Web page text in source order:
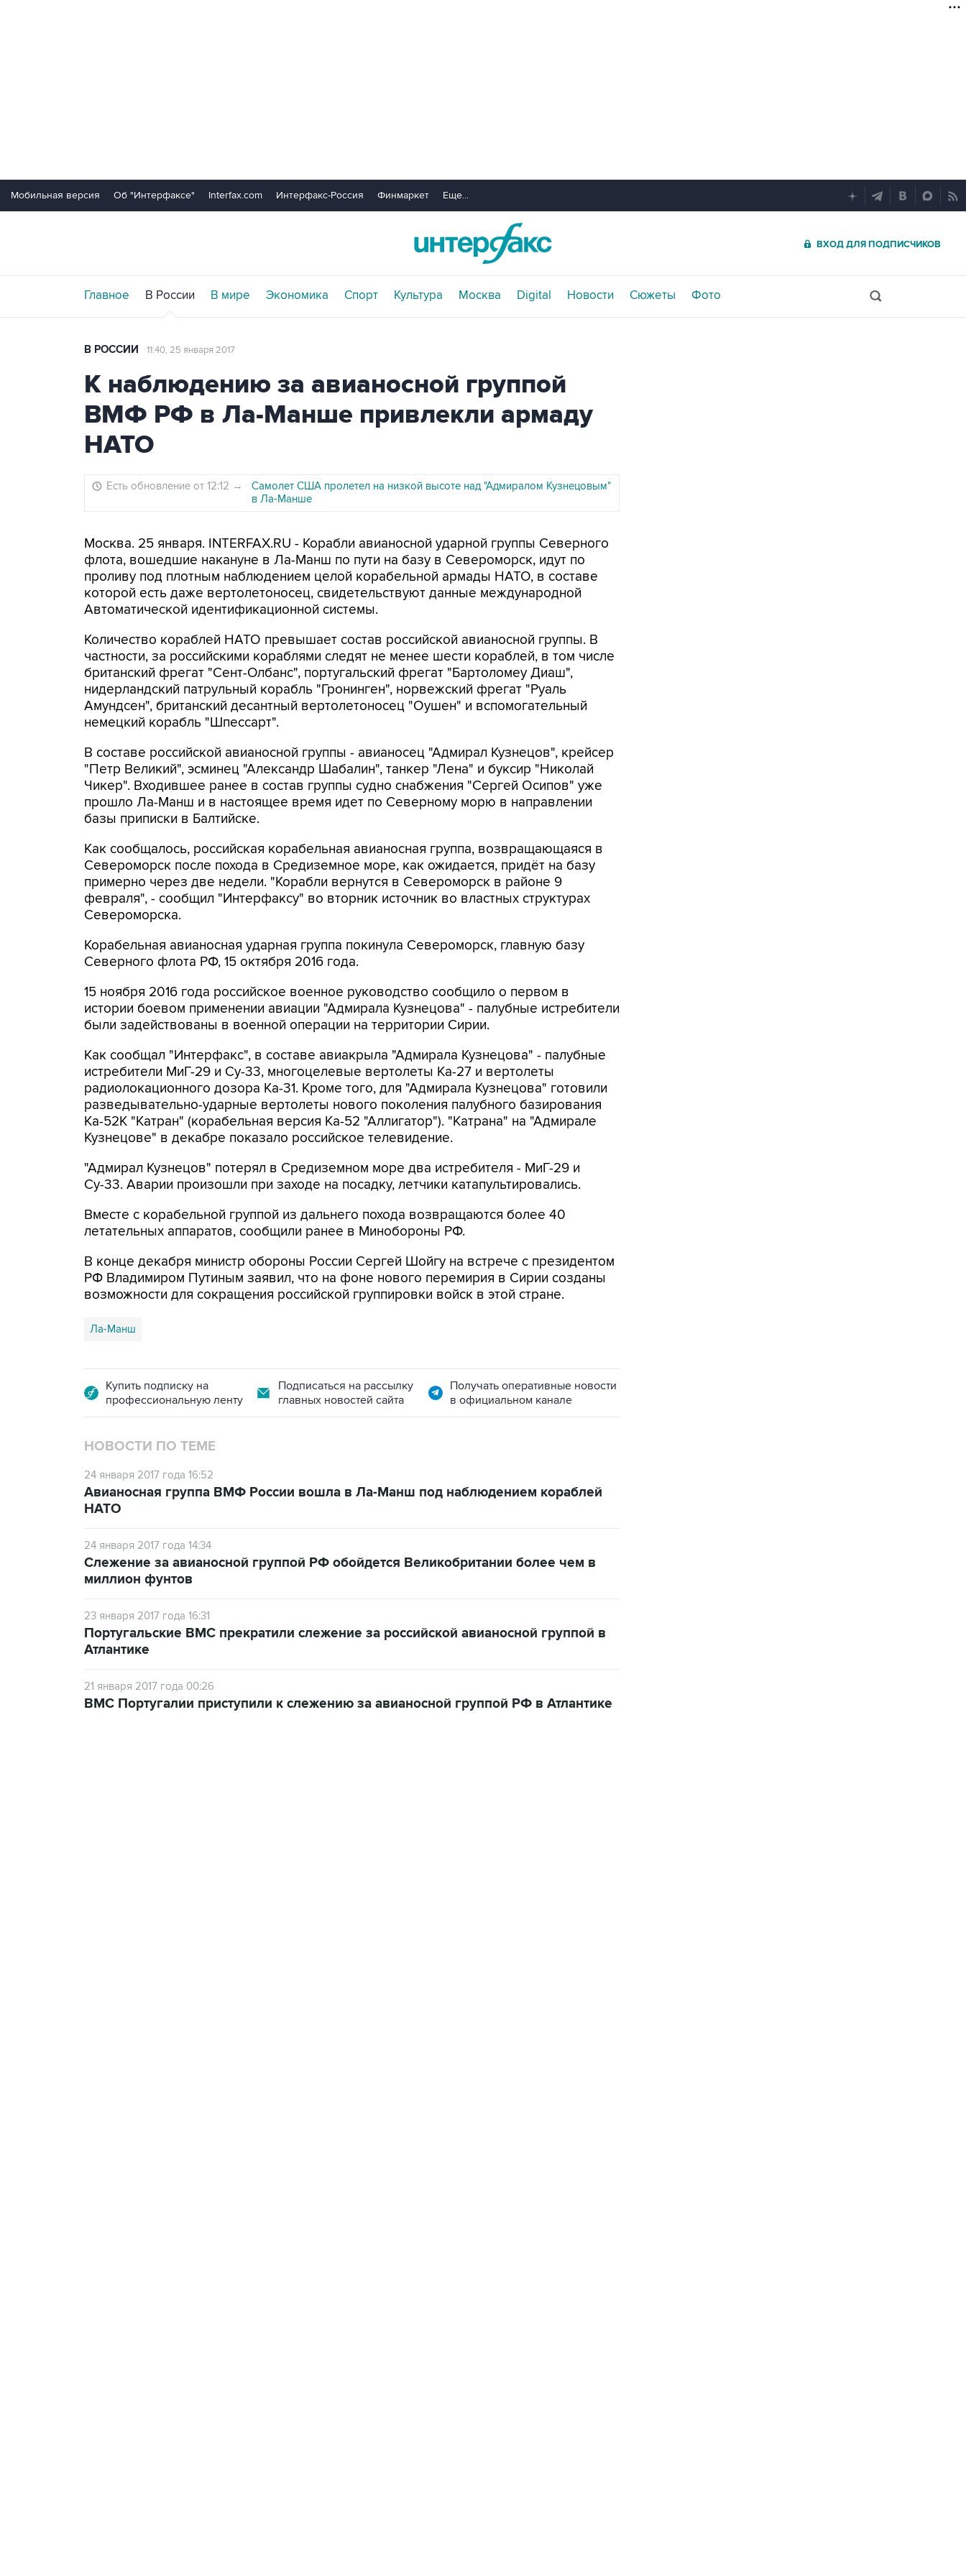
Мобильная версия Об "Интерфаксе" Interfax.com Интерфакс-Россия Финмаркет Еще...
ВХОД ДЛЯ ПОДПИСЧИКОВ
Главное В России В мире Экономика Спорт Культура Москва Digital Новости Сюжеты Фото
В РОССИИ 11:40, 25 января 2017
К наблюдению за авианосной группой
ВМФ РФ в Ла-Манше привлекли армаду
НАТО
Есть обновление от 12:12 →
Самолет США пролетел на низкой высоте над "Адмиралом Кузнецовым"
в Ла-Манше
Москва. 25 января. INTERFAX.RU - Корабли авианосной ударной группы Северного
флота, вошедшие накануне в Ла-Манш по пути на базу в Североморск, идут по
проливу под плотным наблюдением целой корабельной армады НАТО, в составе
которой есть даже вертолетоносец, свидетельствуют данные международной
Автоматической идентификационной системы.
Количество кораблей НАТО превышает состав российской авианосной группы. В
частности, за российскими кораблями следят не менее шести кораблей, в том числе
британский фрегат "Сент-Олбанс", португальский фрегат "Бартоломеу Диаш",
нидерландский патрульный корабль "Гронинген", норвежский фрегат "Руаль
Амундсен", британский десантный вертолетоносец "Оушен" и вспомогательный
немецкий корабль "Шпессарт".
В составе российской авианосной группы - авианосец "Адмирал Кузнецов", крейсер
"Петр Великий", эсминец "Александр Шабалин", танкер "Лена" и буксир "Николай
Чикер". Входившее ранее в состав группы судно снабжения "Сергей Осипов" уже
прошло Ла-Манш и в настоящее время идет по Северному морю в направлении
базы приписки в Балтийске.
Как сообщалось, российская корабельная авианосная группа, возвращающаяся в
Североморск после похода в Средиземное море, как ожидается, придёт на базу
примерно через две недели. "Корабли вернутся в Североморск в районе 9
февраля", - сообщил "Интерфаксу" во вторник источник во властных структурах
Североморска.
Корабельная авианосная ударная группа покинула Североморск, главную базу
Северного флота РФ, 15 октября 2016 года.
15 ноября 2016 года российское военное руководство сообщило о первом в
истории боевом применении авиации "Адмирала Кузнецова" - палубные истребители
были задействованы в военной операции на территории Сирии.
Как сообщал "Интерфакс", в составе авиакрыла "Адмирала Кузнецова" - палубные
истребители МиГ-29 и Су-33, многоцелевые вертолеты Ка-27 и вертолеты
радиолокационного дозора Ка-31. Кроме того, для "Адмирала Кузнецова" готовили
разведывательно-ударные вертолеты нового поколения палубного базирования
Ка-52К "Катран" (корабельная версия Ка-52 "Аллигатор"). "Катрана" на "Адмирале
Кузнецове" в декабре показало российское телевидение.
"Адмирал Кузнецов" потерял в Средиземном море два истребителя - МиГ-29 и
Су-33. Аварии произошли при заходе на посадку, летчики катапультировались.
Вместе с корабельной группой из дальнего похода возвращаются более 40
летательных аппаратов, сообщили ранее в Минобороны РФ.
В конце декабря министр обороны России Сергей Шойгу на встрече с президентом
РФ Владимиром Путиным заявил, что на фоне нового перемирия в Сирии созданы
возможности для сокращения российской группировки войск в этой стране.
Ла-Манш
Купить подписку на
профессиональную ленту
Подписаться на рассылку
главных новостей сайта
Получать оперативные новости
в официальном канале
НОВОСТИ ПО ТЕМЕ
24 января 2017 года 16:52
Авианосная группа ВМФ России вошла в Ла-Манш под наблюдением кораблей
НАТО
24 января 2017 года 14:34
Слежение за авианосной группой РФ обойдется Великобритании более чем в
миллион фунтов
23 января 2017 года 16:31
Португальские ВМС прекратили слежение за российской авианосной группой в
Атлантике
21 января 2017 года 00:26
ВМС Португалии приступили к слежению за авианосной группой РФ в Атлантике